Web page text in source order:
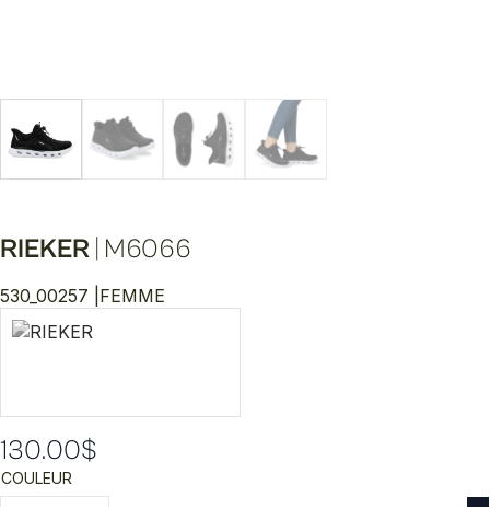
RIEKER M6066
530_00257 | FEMME
130.00$
COULEUR